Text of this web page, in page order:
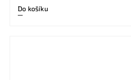
Do košíku